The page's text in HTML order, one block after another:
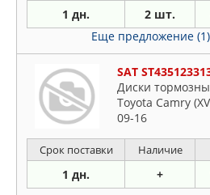
1 дн. 2 шт.
Еще предложение (1)
SAT
Диски
Toyota Camry
09-16
Срок поставки Наличие
1 дн. +